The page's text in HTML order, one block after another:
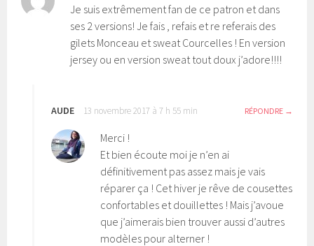
Je suis extrêmement fan de ce patron et dans
ses 2 versions! Je fais , refais et re referais des
gilets Monceau et sweat Courcelles ! En version
jersey ou en version sweat tout doux j’adore!!!!
AUDE 13 novembre 2017 à 7 h 55 min RÉPONDRE
Merci !
Et bien écoute moi je n’en ai
définitivement pas assez mais je vais
réparer ça ! Cet hiver je rêve de cousettes
confortables et douillettes ! Mais j’avoue
que j’aimerais bien trouver aussi d’autres
modèles pour alterner !